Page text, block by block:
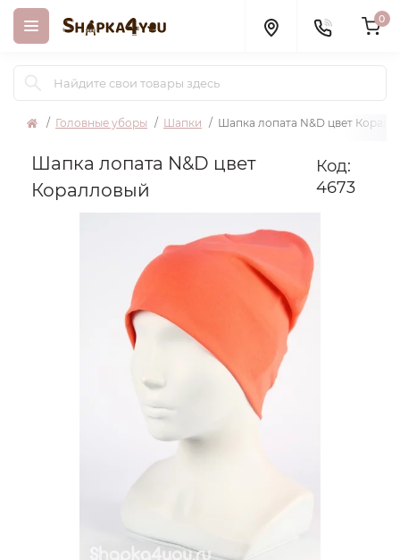
0
Головные уборы Шапки Шапка лопата N&D цвет
Шапка лопата N&D цвет
Коралловый
Код:
4673